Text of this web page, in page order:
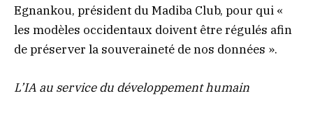
Egnankou, président du Madiba Club, pour qui «
les modèles occidentaux doivent être régulés afin
de préserver la souveraineté de nos données ».
L’IA au service du développement humain